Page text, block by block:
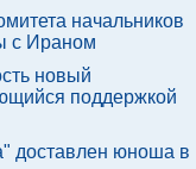
начальников
с Ираном
новый
поддержкой
доставлен юноша в